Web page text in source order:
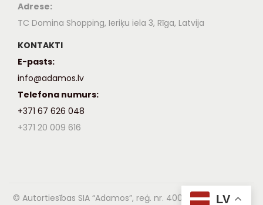
Adrese:
TC Domina Shopping, Ieriķu iela 3, Rīga, Latvija
KONTAKTI
E-pasts:
info@adamos.lv
Telefona numurs:
+371 67 626 048
+371 20 009 616
© Autortiesības SIA “Adamos”, reģ. nr. 40003837996, 2024,
LV